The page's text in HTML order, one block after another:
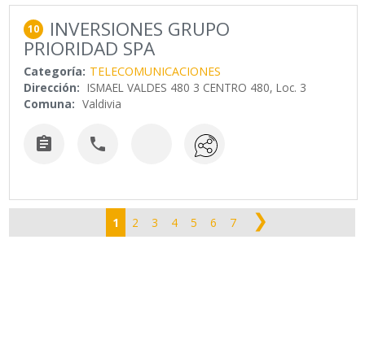
10 INVERSIONES GRUPO
PRIORIDAD SPA
Categoría: TELECOMUNICACIONES
Dirección: ISMAEL VALDES 480 3 CENTRO 480, Loc. 3
Comuna: Valdivia
 
1 2 3 4 5 6 7 ❯